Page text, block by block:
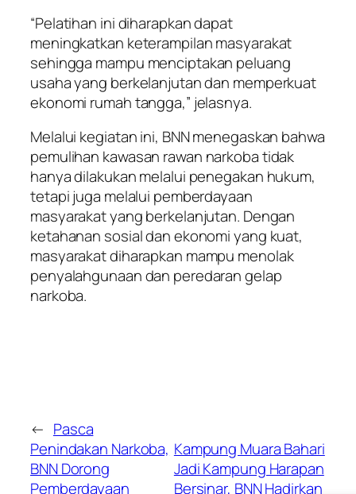
“Pelatihan ini diharapkan dapat
meningkatkan keterampilan masyarakat
sehingga mampu menciptakan peluang
usaha yang berkelanjutan dan memperkuat
ekonomi rumah tangga,” jelasnya.
Melalui kegiatan ini, BNN menegaskan bahwa
pemulihan kawasan rawan narkoba tidak
hanya dilakukan melalui penegakan hukum,
tetapi juga melalui pemberdayaan
masyarakat yang berkelanjutan. Dengan
ketahanan sosial dan ekonomi yang kuat,
masyarakat diharapkan mampu menolak
penyalahgunaan dan peredaran gelap
narkoba.
← Pasca
Penindakan Narkoba,
BNN Dorong
Pemberdayaan
Kampung Muara Bahari
Jadi Kampung Harapan
Bersinar, BNN Hadirkan